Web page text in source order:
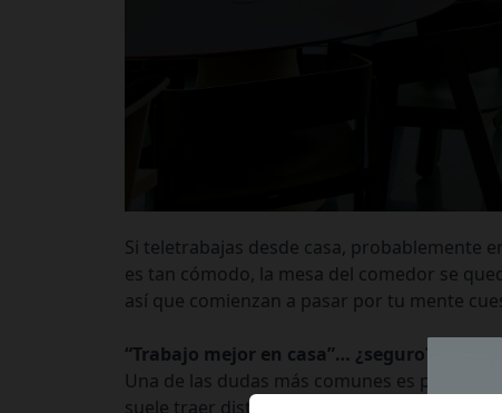
Si teletrabajas desde casa, probablemente
es tan cómodo, la mesa del comedor se
así que comienzan a pasar por tu mente
“Trabajo mejor en casa”… ¿seguro?
Una de las dudas más comunes es pensar
suele traer distracciones constantes,